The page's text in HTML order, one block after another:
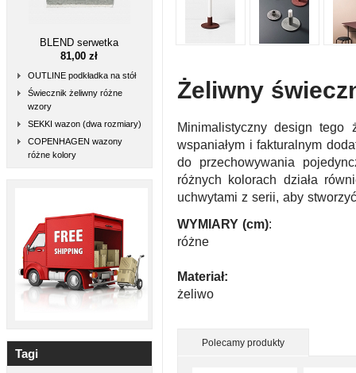
BLEND serwetka
81,00 zł
OUTLINE podkładka na stół
Świecznik żeliwny różne
wzory
SEKKI wazon (dwa rozmiary)
COPENHAGEN wazony
różne kolory
Tagi
Żeliwny
Minimalistyczny design
wspaniałym i fakturalnym
do przechowywania
różnych kolorach działa
uchwytami z serii, aby
WYMIARY (cm):
różne
Materiał:
żeliwo
Polecamy produkty